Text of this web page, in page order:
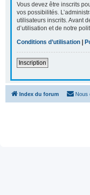
Vous devez être inscrits
vos possibilités.
utilisateurs inscrits. Avant
d’utilisation et de notre
Conditions d’utilisation |
Inscription
Index du forum Nous